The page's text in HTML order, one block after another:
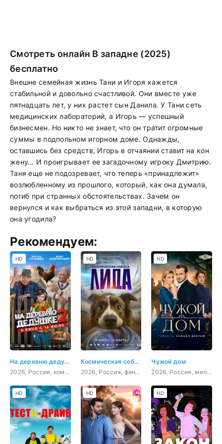
Смотреть онлайн В западне (2025)
бесплатно
Внешне семейная жизнь Тани и Игоря кажется
стабильной и довольно счастливой. Они вместе уже
пятнадцать лет, у них растет сын Данила. У Тани сеть
медицинских лабораторий, а Игорь — успешный
бизнесмен. Но никто не знает, что он тратит огромные
суммы в подпольном игорном доме. Однажды,
оставшись без средств, Игорь в отчаянии ставит на кон
жену… И проигрывает ее загадочному игроку Дмитрию.
Таня еще не подозревает, что теперь «принадлежит»
возлюбленному из прошлого, который, как она думала,
погиб при странных обстоятельствах. Зачем он
вернулся и как выбраться из этой западни, в которую
она угодила?
Рекомендуем:
На деревню дедушке 2
2026, Россия, комедия, семейный
HD
Космическая собака Лида
2026, Россия, фантастика
HD
Чужой дом
2026, Россия, мелодрама
HD
HD HD HD